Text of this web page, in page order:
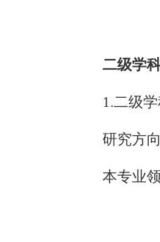
二级学
1.二级
研究方
本专业